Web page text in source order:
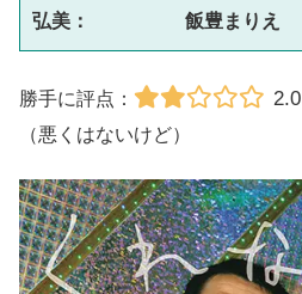
弘美：　　　　　飯豊まりえ
勝手に評点： 2.0
（悪くはないけど）